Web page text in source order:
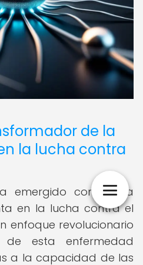
de la
la lucha contra
emergido como una
en la lucha contra el
enfoque revolucionario
esta enfermedad
a la capacidad de las